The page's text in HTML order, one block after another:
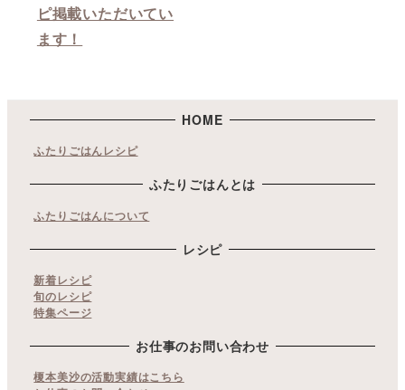
ピ掲載いただいてい
ます！
HOME
ふたりごはんレシピ
ふたりごはんとは
ふたりごはんについて
レシピ
新着レシピ
旬のレシピ
特集ページ
お仕事のお問い合わせ
榎本美沙の活動実績はこちら